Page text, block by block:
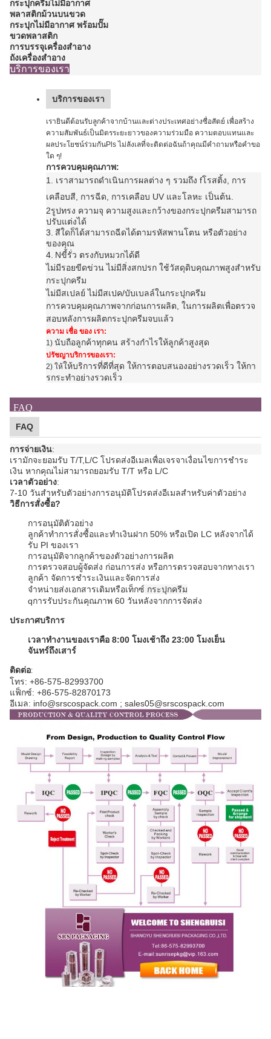
กระปุกครีมไม่มีอากาศ
พลาสติกม้วนบนขวด
กระปุกไม่มีอากาศ พร้อมปั๊ม
ขวดพลาสติก
การบรรจุเครื่องสําอาง
ถังเครื่องสําอาง
บริการของเรา
บริการของเรา
เรายินดีต้อนรับลูกค้าจากบ้านและต่างประเทศอย่างซื่อสัตย์ เพื่อสร้าง
ความสัมพันธ์เป็นมิตรระยะยาวของความร่วมมือ ความตอบแทนและ
ผลประโยชน์ร่วมกันPls ไม่ลังเลที่จะติดต่อฉันถ้าคุณมีคําถามหรือคําขอ
ใด ๆ!
การควบคุมคุณภาพ:
1. เราสามารถดําเนินการผลต่าง ๆ รวมถึง fโรสติ้ง, การ
เคลือบสี, การฉีด, การเคลือบ UV และโลหะ เป็นต้น.
2รูปทรง ความจุ ความสูงและกว้างของกระปุกครีมสามารถ
ปรับแต่งได้
3. สีใดก็ได้สามารถฉีดได้ตามรหัสพานโตน หรือตัวอย่าง
ของคุณ
4. Nขี้รั่ว ตรงกับหมวกได้ดี
ไม่มีรอยขีดข่วน ไม่มีสิ่งสกปรก ใช้วัสดุดิบคุณภาพสูงสําหรับ
กระปุกครีม
ไม่มีสเปลย์ ไม่มีสเปค/บับเบลล์ในกระปุกครีม
การควบคุมคุณภาพจากก่อนการผลิต, ในการผลิตเพื่อตรวจ
สอบหลังการผลิตกระปุกครีมจบแล้ว
ความ เชื่อ ของ เรา:
1) นับถือลูกค้าทุกคน สร้างกําไรให้ลูกค้าสูงสุด
ปรัชญาบริการของเรา:
2) ให้ให้บริการที่ดีที่สุด ให้การตอบสนองอย่างรวดเร็ว ให้กา
รกระทําอย่างรวดเร็ว
FAQ
FAQ
การจ่ายเงิน:
เรามักจะยอมรับ T/T,L/C โปรดส่งอีเมลเพื่อเจรจาเงื่อนไขการชําระ
เงิน หากคุณไม่สามารถยอมรับ T/T หรือ L/C
เวลาตัวอย่าง:
7-10 วันสําหรับตัวอย่างการอนุมัติโปรดส่งอีเมลสําหรับค่าตัวอย่าง
วิธีการสั่งซื้อ?
การอนุมัติตัวอย่าง
ลูกค้าทําการสั่งซื้อและทําเงินฝาก 50% หรือเปิด LC หลังจากได้
รับ PI ของเรา
การอนุมัติจากลูกค้าของตัวอย่างการผลิต
การตรวจสอบผู้จัดส่ง ก่อนการส่ง หรือการตรวจสอบจากทางเรา
ลูกค้า จัดการชําระเงินและจัดการส่ง
จําหน่ายส่งเอกสารเดิมหรือเท็กซ์ กระปุกครีม
qการรับประกันคุณภาพ 60 วันหลังจากการจัดส่ง
ประกาศบริการ
เวลาทํางานของเราคือ 8:00 โมงเช้าถึง 23:00 โมงเย็น
จันทร์ถึงเสาร์
ติดต่อ:
โทร: +86-575-82993700
แฟ็กซ์: +86-575-82870173
อีเมล: info@srscospack.com ; sales05@srscospack.com